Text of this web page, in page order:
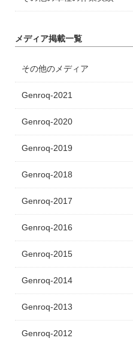
メディア掲載一覧
その他のメディア
Genroq-2021
Genroq-2020
Genroq-2019
Genroq-2018
Genroq-2017
Genroq-2016
Genroq-2015
Genroq-2014
Genroq-2013
Genroq-2012